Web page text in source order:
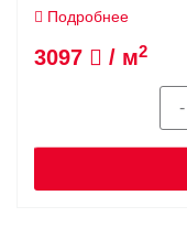
Подробнее
3097 / м2